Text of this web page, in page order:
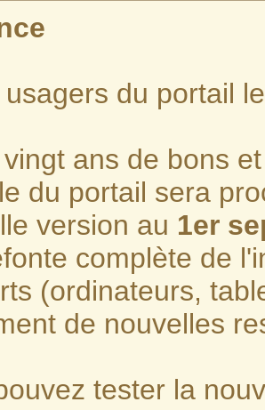
du portail
ans de bons
du portail sera
version au 1er
complète de
(ordinateurs,
de nouvelles
tester la